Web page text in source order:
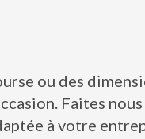
ou des
Faites
à votre